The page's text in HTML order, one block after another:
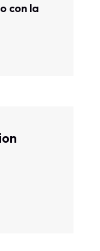
con la